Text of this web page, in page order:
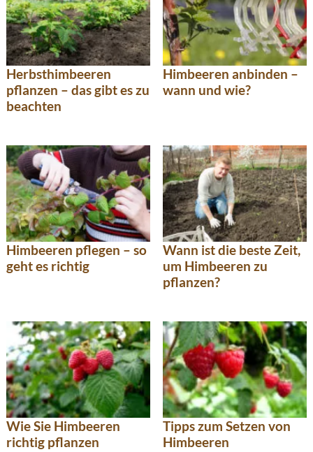
Herbsthimbeeren
pflanzen – das gibt es zu
beachten
Himbeeren anbinden –
wann und wie?
Himbeeren pflegen – so
geht es richtig
Wann ist die beste Zeit,
um Himbeeren zu
pflanzen?
Wie Sie Himbeeren
richtig pflanzen
Tipps zum Setzen von
Himbeeren